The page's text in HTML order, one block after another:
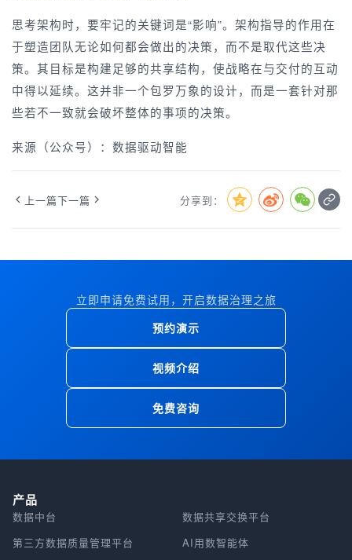
思考架构时，要牢记的关键词是“影响”。架构指导的作用在
于塑造团队无论如何都会做出的决策，而不是取代这些决
策。其目标是构建足够的共享结构，使战略在与交付的互动
中得以延续。这并非一个包罗万象的设计，而是一套针对那
些若不一致就会破坏整体的事项的决策。
来源（公众号）：数据驱动智能
上一篇下一篇 分享到：
立即申请免费试用，开启数据治理之旅
预约演示
视频介绍
免费咨询
产品
数据中台
数据共享交换平台
第三方数据质量管理平台
AI用数智能体